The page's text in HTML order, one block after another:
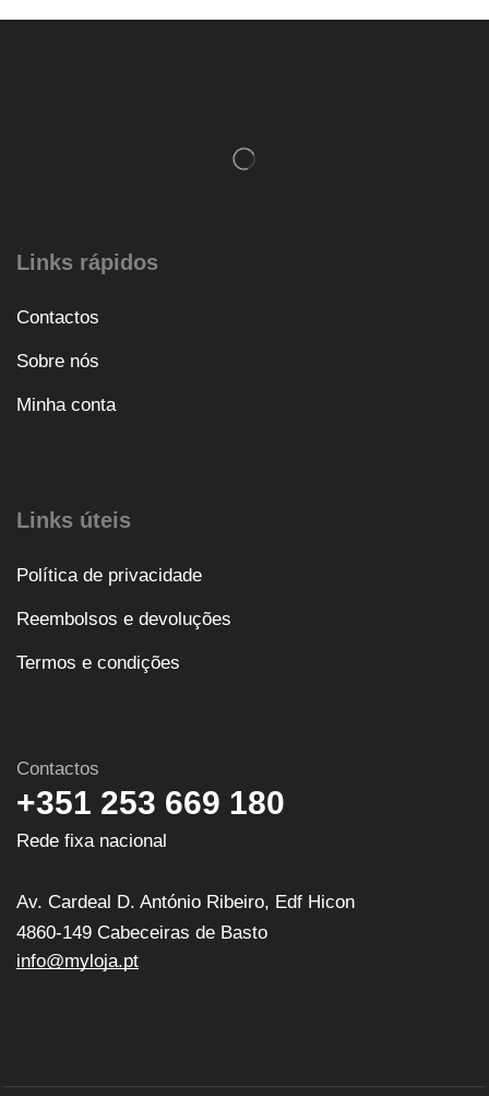
Links rápidos
Contactos
Sobre nós
Minha conta
Links úteis
Política de privacidade
Reembolsos e devoluções
Termos e condições
Contactos
+351 253 669 180
Rede fixa nacional
Av. Cardeal D. António Ribeiro, Edf Hicon
4860-149 Cabeceiras de Basto
info@myloja.pt